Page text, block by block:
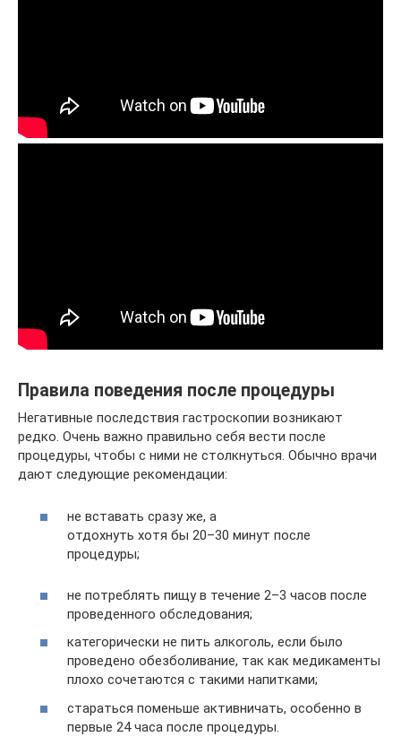
Правила поведения после процедуры
Негативные последствия гастроскопии возникают
редко. Очень важно правильно себя вести после
процедуры, чтобы с ними не столкнуться. Обычно врачи
дают следующие рекомендации:
не вставать сразу же, а
отдохнуть хотя бы 20–30 минут после
процедуры;
не потреблять пищу в течение 2–3 часов после
проведенного обследования;
категорически не пить алкоголь, если было
проведено обезболивание, так как медикаменты
плохо сочетаются с такими напитками;
стараться поменьше активничать, особенно в
первые 24 часа после процедуры.